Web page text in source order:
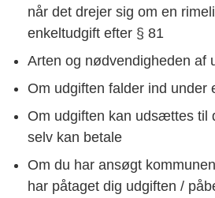
når det drejer sig om en
enkeltudgift efter § 81
Arten og nødvendigheden af
Om udgiften falder ind under
Om udgiften kan udsættes til
selv kan betale
Om du har ansøgt
har påtaget dig udgiften /